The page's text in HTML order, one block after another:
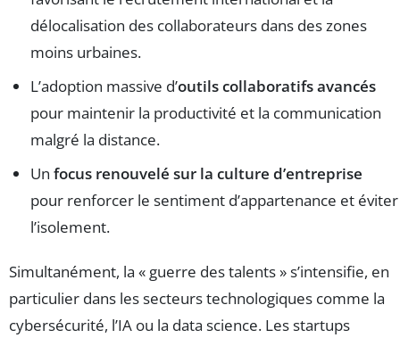
délocalisation des collaborateurs dans des zones
moins urbaines.
L’adoption massive d’outils collaboratifs avancés
pour maintenir la productivité et la communication
malgré la distance.
Un focus renouvelé sur la culture d’entreprise
pour renforcer le sentiment d’appartenance et éviter
l’isolement.
Simultanément, la « guerre des talents » s’intensifie, en
particulier dans les secteurs technologiques comme la
cybersécurité, l’IA ou la data science. Les startups